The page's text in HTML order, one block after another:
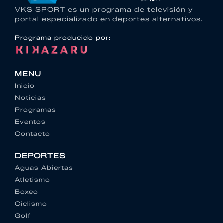
VKS SPORT es un programa de televisión y
portal especializado en deportes alternativos.
Programa producido por:
MENU
Inicio
Noticias
Programas
Eventos
Contacto
DEPORTES
Aguas Abiertas
Atletismo
Boxeo
Ciclismo
Golf